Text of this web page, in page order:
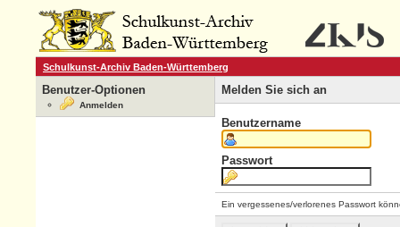
Schulkunst-Archiv Baden-Württemberg
Benutzer-Optionen
Anmelden
Melden Sie sich an
Benutzername
Passwort
Ein vergessenes/verlorenes Passwort